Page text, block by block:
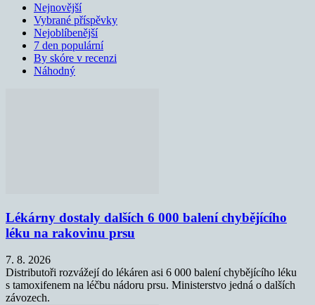
Nejnovější
Vybrané příspěvky
Nejoblíbenější
7 den populární
By skóre v recenzi
Náhodný
Lékárny dostaly dalších 6 000 balení chybějícího
léku na rakovinu prsu
7. 8. 2026
Distributoři rozvážejí do lékáren asi 6 000 balení chybějícího léku
s tamoxifenem na léčbu nádoru prsu. Ministerstvo jedná o dalších
závozech.